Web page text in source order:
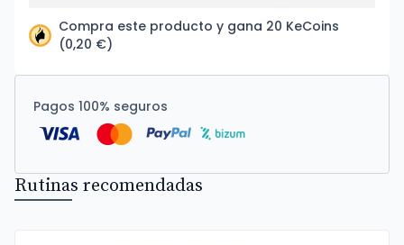
Compra este producto y gana 20 KeCoins
(0,20 €)
Pagos 100% seguros
Rutinas recomendadas